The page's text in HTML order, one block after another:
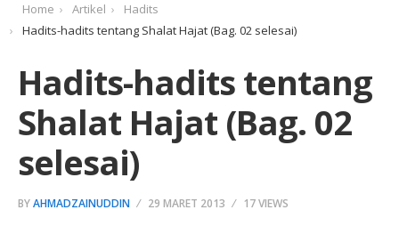
Home Artikel
Hadits
Hadits-hadits tentang Shalat Hajat (Bag. 02 selesai)
Hadits-hadits tentang
Shalat Hajat (Bag. 02
selesai)
BYAHMADZAINUDDIN 29 MARET 2013 17 VIEWS